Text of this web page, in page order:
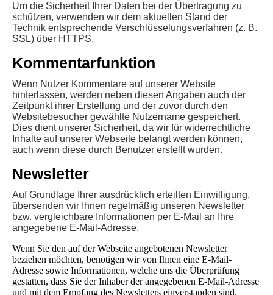
Um die Sicherheit Ihrer Daten bei der Übertragung zu
schützen, verwenden wir dem aktuellen Stand der
Technik entsprechende Verschlüsselungsverfahren (z. B.
SSL) über HTTPS.
Kommentarfunktion
Wenn Nutzer Kommentare auf unserer Website
hinterlassen, werden neben diesen Angaben auch der
Zeitpunkt ihrer Erstellung und der zuvor durch den
Websitebesucher gewählte Nutzername gespeichert.
Dies dient unserer Sicherheit, da wir für widerrechtliche
Inhalte auf unserer Webseite belangt werden können,
auch wenn diese durch Benutzer erstellt wurden.
Newsletter
Auf Grundlage Ihrer ausdrücklich erteilten Einwilligung,
übersenden wir Ihnen regelmäßig unseren Newsletter
bzw. vergleichbare Informationen per E-Mail an Ihre
angegebene E-Mail-Adresse.
Wenn Sie den auf der Webseite angebotenen Newsletter
beziehen möchten, benötigen wir von Ihnen eine E-Mail-
Adresse sowie Informationen, welche uns die Überprüfung
gestatten, dass Sie der Inhaber der angegebenen E-Mail-Adresse
und mit dem Empfang des Newsletters einverstanden sind.